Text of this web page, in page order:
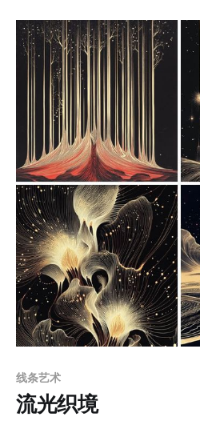
自然元素、建筑符号与人物形象
叙事性与艺术感染力。人物肖像
象化的处理，将山川、云雾、星
五官与轮廓，弱化了具象与抽
性与意境美。墨迹的扩散与晕
语言，而局部细腻的刻画则强
致的空间对比。整体风格既具
合了象征主义的深刻意涵，将
实的艺术表现之中，呈现出一
的艺术语言。 应用场景： 1. 插画设计与文学封面插图，
适合诗意、神秘题材作品 2. 艺术装饰画，适合现代居家或
商业空间陈列 3. 高级时尚品牌广告，适用于梦幻、唯美风
格的主题设计 4. 数字媒体与视觉艺术装置，运用于多媒体
互动项目 5. 文学与电影海报，适合悬疑、奇幻或超现实题
材
线条艺术
流光织境